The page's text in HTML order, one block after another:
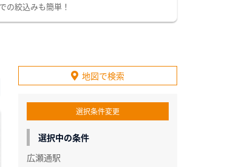
の絞込みも簡単！
地図で検索
選択条件変更
選択中の条件
広瀬通駅